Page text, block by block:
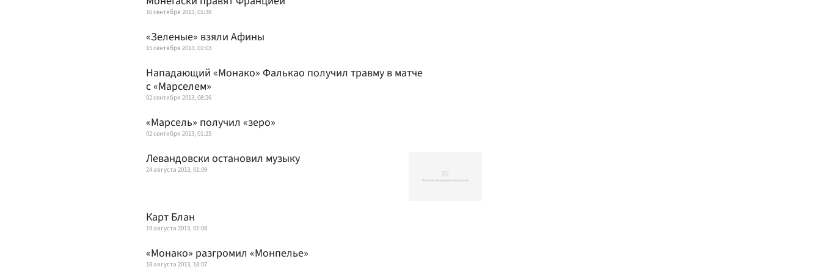
16 сентября 2013, 01:38
«Зеленые» взяли Афины
15 сентября 2013, 01:03
Нападающий «Монако» Фалькао получил травму в матче
с «Марселем»
02 сентября 2013, 08:26
«Марсель» получил «зеро»
02 сентября 2013, 01:25
Левандовски остановил музыку
24 августа 2013, 01:09
Карт Блан
19 августа 2013, 01:08
«Монако» разгромил «Монпелье»
18 августа 2013, 18:07